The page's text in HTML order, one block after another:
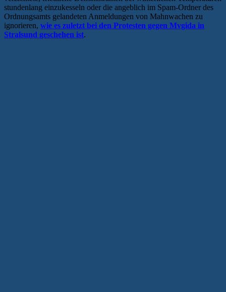
stundenlang einzukesseln oder die angeblich im Spam-Ordner des
Ordnungsamts gelandeten Anmeldungen von Mahnwachen zu
ignorieren, wie es zuletzt bei den Protesten gegen Mvgida in
Stralsund geschehen ist.